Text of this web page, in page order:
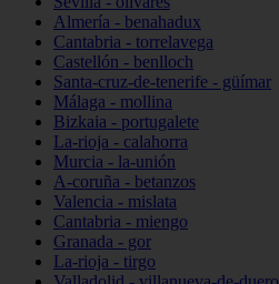
Almería - benahadux
Cantabria - torrelavega
Castellón - benlloch
Santa-cruz-de-tenerife - güímar
Málaga - mollina
Bizkaia - portugalete
La-rioja - calahorra
Murcia - la-unión
A-coruña - betanzos
Valencia - mislata
Cantabria - miengo
Granada - gor
La-rioja - tirgo